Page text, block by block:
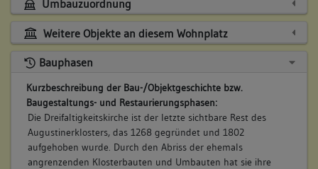
Umbauzuordnung
Weitere Objekte an diesem Wohnplatz
Bauphasen
Kurzbeschreibung der Bau-/Objektgeschichte bzw.
Baugestaltungs- und Restaurierungsphasen:
Die Dreifaltigkeitskirche ist der letzte sichtbare Rest des
Augustinerklosters, das 1268 gegründet und 1802
aufgehoben wurde. Durch den Abriss der ehemals
angrenzenden Klosterbauten und Umbauten hat sie ihre